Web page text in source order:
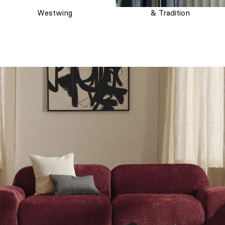
Westwing & Tradition